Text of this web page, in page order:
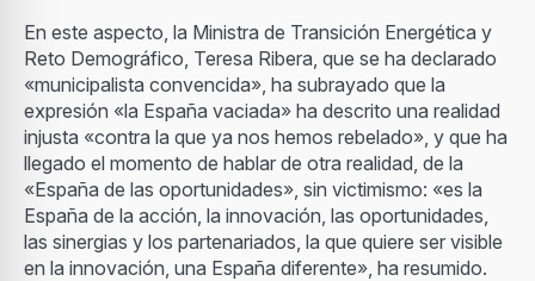
En este aspecto, la Ministra de Transición Energética y
Reto Demográfico, Teresa Ribera, que se ha declarado
«municipalista convencida», ha subrayado que la
expresión «la España vaciada» ha descrito una realidad
injusta «contra la que ya nos hemos rebelado», y que ha
llegado el momento de hablar de otra realidad, de la
«España de las oportunidades», sin victimismo: «es la
España de la acción, la innovación, las oportunidades,
las sinergias y los partenariados, la que quiere ser visible
en la innovación, una España diferente», ha resumido.